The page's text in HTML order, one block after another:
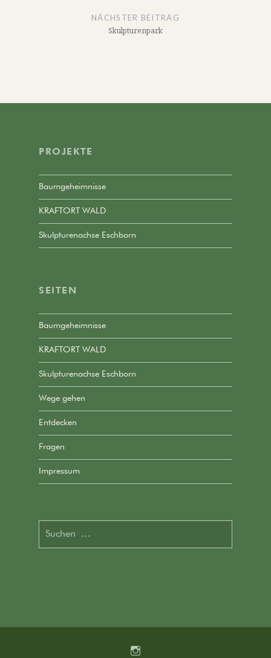
NÄCHSTER BEITRAG
Skulpturenpark
PROJEKTE
Baumgeheimnisse
KRAFTORT WALD
Skulpturenachse Eschborn
SEITEN
Baumgeheimnisse
KRAFTORT WALD
Skulpturenachse Eschborn
Wege gehen
Entdecken
Fragen
Impressum